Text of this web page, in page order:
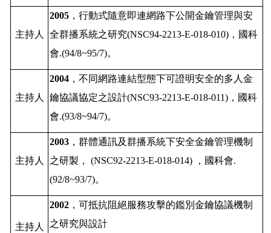
主持人
2005 ，行動式隨意即連網路下公開金鑰管理與安
全群播系統之研究(NSC94-2213-E-018-010) ，國科
會.(94/8~95/7)。
主持人
2004 ，不同網路連結型態下可證明安全的多人金
鑰協議協定之設計(NSC93-2213-E-018-011) ，國科
會.(93/8~94/7)。
主持人
2003 ，群體通訊及群播系統下安全金鑰管理機制
之研製，
(NSC92-2213-E-018-014) ，國科會.
(92/8~93/7)。
主持人
2002 ，可抵抗阻絕服務攻擊的鑑別金鑰協議機制
之研究與設計